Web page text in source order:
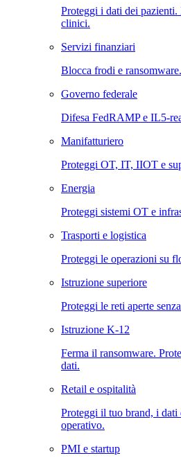
Proteggi i dati dei
clinici.
Servizi finanziari
Blocca frodi e
Governo federale
Difesa FedRAMP e IL5-
Manifatturiero
Proteggi OT, IT, IIOT e
Energia
Proteggi sistemi OT e
Trasporti e logistica
Proteggi le operazioni su
Istruzione superiore
Proteggi le reti aperte
Istruzione K-12
Ferma il ransomware.
dati.
Retail e ospitalità
Proteggi il tuo brand, i
operativo.
PMI e startup